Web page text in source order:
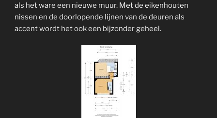
als het ware een nieuwe muur. Met de eikenhouten
nissen en de doorlopende lijnen van de deuren als
accent wordt het ook een bijzonder geheel.